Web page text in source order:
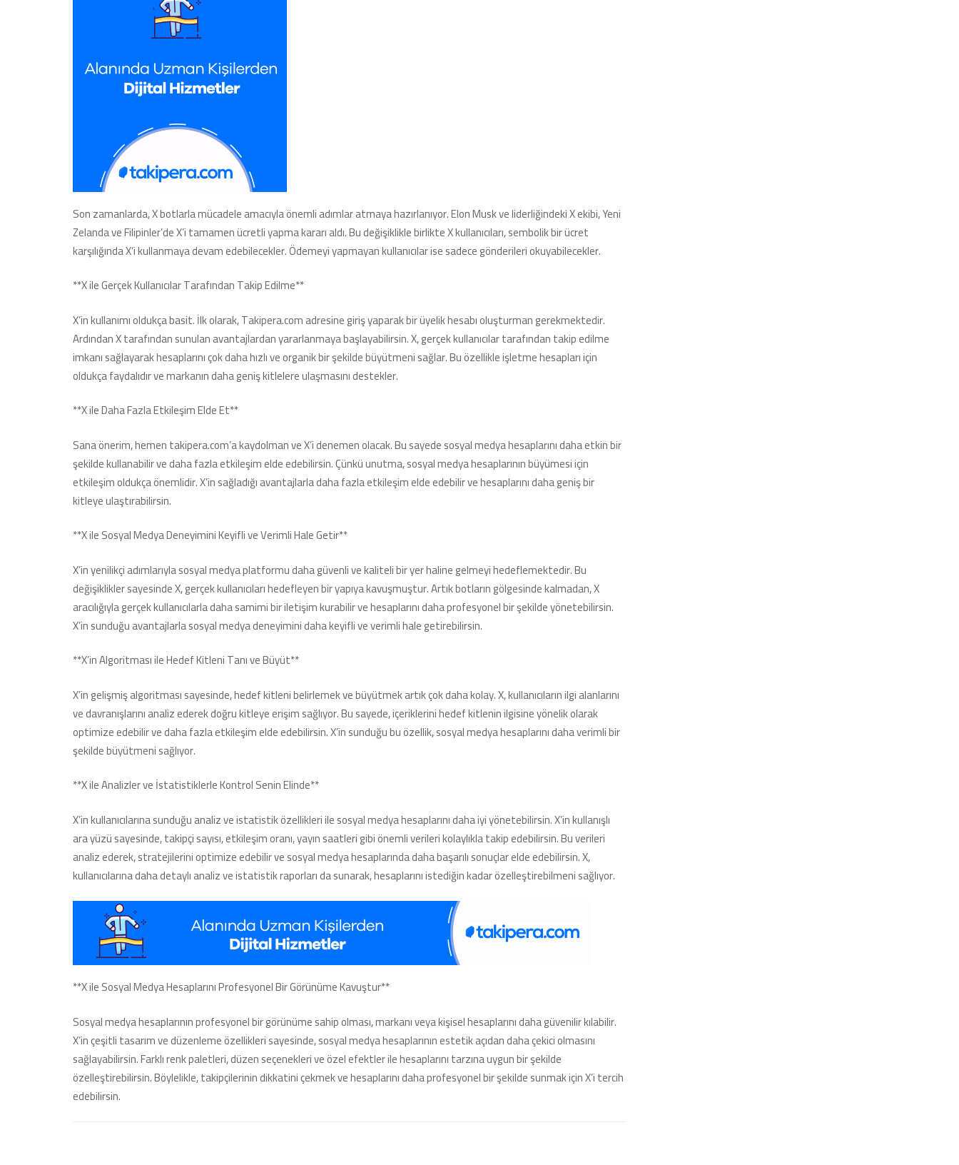
daha
fazla
etkileşim
elde
bir
deneyim
yaşama
fırsatını
kaçırma!
keşfet!
için
Son zamanlarda, X botlarla mücadele amacıyla önemli adımlar atmaya hazırlanıyor. Elon Musk ve liderliğindeki X ekibi, Yeni
Zelanda ve Filipinler’de X’i tamamen ücretli yapma kararı aldı. Bu değişiklikle birlikte X kullanıcıları, sembolik bir ücret
karşılığında X’i kullanmaya devam edebilecekler. Ödemeyi yapmayan kullanıcılar ise sadece gönderileri okuyabilecekler.
**X ile Gerçek Kullanıcılar Tarafından Takip Edilme**
X’in kullanımı oldukça basit. İlk olarak, Takipera.com adresine giriş yaparak bir üyelik hesabı oluşturman gerekmektedir.
Ardından X tarafından sunulan avantajlardan yararlanmaya başlayabilirsin. X, gerçek kullanıcılar tarafından takip edilme
imkanı sağlayarak hesaplarını çok daha hızlı ve organik bir şekilde büyütmeni sağlar. Bu özellikle işletme hesapları için
oldukça faydalıdır ve markanın daha geniş kitlelere ulaşmasını destekler.
**X ile Daha Fazla Etkileşim Elde Et**
Sana önerim, hemen takipera.com’a kaydolman ve X’i denemen olacak. Bu sayede sosyal medya hesaplarını daha etkin bir
şekilde kullanabilir ve daha fazla etkileşim elde edebilirsin. Çünkü unutma, sosyal medya hesaplarının büyümesi için
etkileşim oldukça önemlidir. X’in sağladığı avantajlarla daha fazla etkileşim elde edebilir ve hesaplarını daha geniş bir
kitleye ulaştırabilirsin.
**X ile Sosyal Medya Deneyimini Keyifli ve Verimli Hale Getir**
X’in yenilikçi adımlarıyla sosyal medya platformu daha güvenli ve kaliteli bir yer haline gelmeyi hedeflemektedir. Bu
değişiklikler sayesinde X, gerçek kullanıcıları hedefleyen bir yapıya kavuşmuştur. Artık botların gölgesinde kalmadan, X
aracılığıyla gerçek kullanıcılarla daha samimi bir iletişim kurabilir ve hesaplarını daha profesyonel bir şekilde yönetebilirsin.
X’in sunduğu avantajlarla sosyal medya deneyimini daha keyifli ve verimli hale getirebilirsin.
**X’in Algoritması ile Hedef Kitleni Tanı ve Büyüt**
X’in gelişmiş algoritması sayesinde, hedef kitleni belirlemek ve büyütmek artık çok daha kolay. X, kullanıcıların ilgi alanlarını
ve davranışlarını analiz ederek doğru kitleye erişim sağlıyor. Bu sayede, içeriklerini hedef kitlenin ilgisine yönelik olarak
optimize edebilir ve daha fazla etkileşim elde edebilirsin. X’in sunduğu bu özellik, sosyal medya hesaplarını daha verimli bir
şekilde büyütmeni sağlıyor.
**X ile Analizler ve İstatistiklerle Kontrol Senin Elinde**
X’in kullanıcılarına sunduğu analiz ve istatistik özellikleri ile sosyal medya hesaplarını daha iyi yönetebilirsin. X’in kullanışlı
ara yüzü sayesinde, takipçi sayısı, etkileşim oranı, yayın saatleri gibi önemli verileri kolaylıkla takip edebilirsin. Bu verileri
analiz ederek, stratejilerini optimize edebilir ve sosyal medya hesaplarında daha başarılı sonuçlar elde edebilirsin. X,
kullanıcılarına daha detaylı analiz ve istatistik raporları da sunarak, hesaplarını istediğin kadar özelleştirebilmeni sağlıyor.
**X ile Sosyal Medya Hesaplarını Profesyonel Bir Görünüme Kavuştur**
Sosyal medya hesaplarının profesyonel bir görünüme sahip olması, markanı veya kişisel hesaplarını daha güvenilir kılabilir.
X’in çeşitli tasarım ve düzenleme özellikleri sayesinde, sosyal medya hesaplarının estetik açıdan daha çekici olmasını
sağlayabilirsin. Farklı renk paletleri, düzen seçenekleri ve özel efektler ile hesaplarını tarzına uygun bir şekilde
özelleştirebilirsin. Böylelikle, takipçilerinin dikkatini çekmek ve hesaplarını daha profesyonel bir şekilde sunmak için X’i tercih
edebilirsin.